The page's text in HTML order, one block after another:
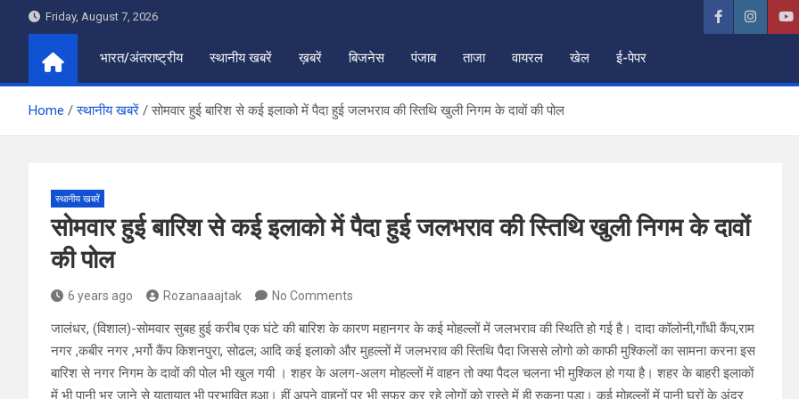
Friday, August 7, 2026
भारत/अंतराष्ट्रीय स्थानीय खबरें ख़बरें बिजनेस पंजाब ताजा वायरल खेल ई-पेपर
Home स्थानीय खबरें सोमवार हुई बारिश से कई इलाको में पैदा हुई जलभराव की स्तिथि खुली निगम के दावों की पोल
स्थानीय खबरें
सोमवार हुई बारिश से कई इलाको में पैदा हुई जलभराव की स्तिथि खुली निगम के दावों
की पोल
6 years ago Rozanaaajtak No Comments
जालंधर, (विशाल)-सोमवार सुबह हुई करीब एक घंटे की बारिश के कारण महानगर के कई मोहल्लों में जलभराव की स्थिति हो गई है। दादा कॉलोनी,गाँधी कैंप,राम
नगर ,कबीर नगर ,भर्गो कैंप किशनपुरा, सोढल; आदि कई इलाको और मुहल्लों में जलभराव की स्तिथि पैदा जिससे लोगो को काफी मुश्किलों का सामना करना इस
बारिश से नगर निगम के दावों की पोल भी खुल गयी । शहर के अलग-अलग मोहल्लों में वाहन तो क्या पैदल चलना भी मुश्किल हो गया है। शहर के बाहरी इलाकों
में भी पानी भर जाने से यातायात भी प्रभावित हुआ। हीं अपने वाहनों पर भी सफर कर रहे लोगों को रास्ते में ही रुकना पड़ा। कई मोहल्लों में पानी घरों के अंदर